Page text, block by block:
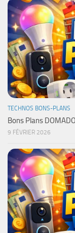
TECHNOS BONS-PLANS
Bons Plans
9 FÉVRIER 2026